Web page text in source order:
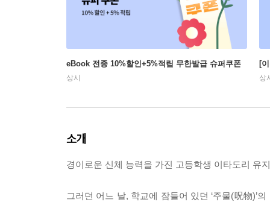
eBook 전종 10%할인+5%적립 무한발급 슈퍼쿠폰
상시
[
상
소개
경이로운 신체 능력을 가진 고등학생 이타도리 유
그러던 어느 날, 학교에 잠들어 있던 ‘주물(呪物)’